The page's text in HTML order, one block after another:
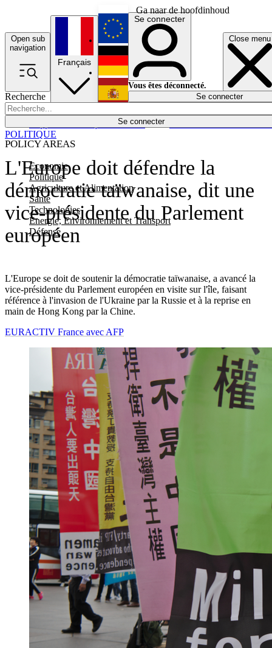
Ga naar de hoofdinhoud
Open sub
navigation
Close menu
Recherche
Se connecter
POLICY AREAS
Economie
Politique
Agriculture et Alimentation
Santé
Technologies
Energie, Environnement et Transport
Défense
Économie
Français
English
Deutsch
Español
Se connecter
Vous êtes déconnecté.
Se connecter
L'Europe doit défendre la
démocratie taïwanaise, dit une
vice-présidente du Parlement
européen
L'Europe se doit de soutenir la démocratie taïwanaise, a avancé la
vice-présidente du Parlement européen en visite sur l'île, faisant
référence à l'invasion de l'Ukraine par la Russie et à la reprise en
main de Hong Kong par la Chine.
POLITIQUE
EURACTIV France avec AFP